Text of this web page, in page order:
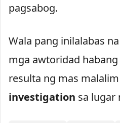
pagsabog.
Wala pang inilalabas
mga awtoridad
resulta ng mas
investigation sa lugar